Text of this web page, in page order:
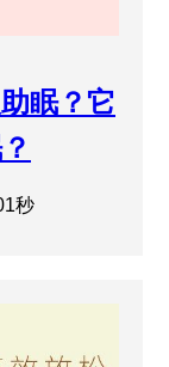
眠？它
秒